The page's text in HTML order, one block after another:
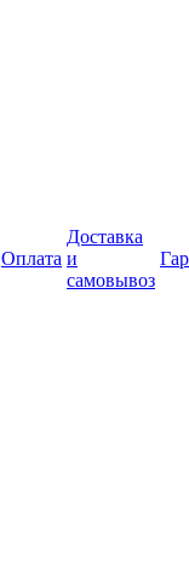
Оплата
Доставка
и
самовывоз